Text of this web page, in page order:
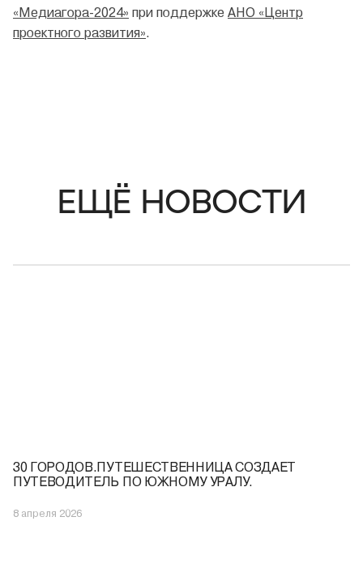
«Медиагора-2024» при поддержке АНО «Центр
проектного развития».
ЕЩЁ НОВОСТИ
30 ГОРОДОВ.ПУТЕШЕСТВЕННИЦА СОЗДАЕТ
ПУТЕВОДИТЕЛЬ ПО ЮЖНОМУ УРАЛУ.
8 апреля 2026